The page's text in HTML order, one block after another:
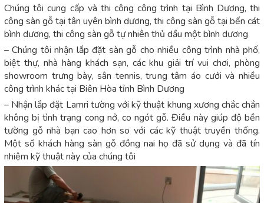
Chúng tôi cung cấp và thi công công trình tại Bình Dương, thi
công sàn gỗ tại tân uyên bình dương, thi công sàn gỗ tại bến cát
bình dương, thi công sàn gỗ tự nhiên thủ dầu một bình dương
– Chúng tôi nhận lắp đặt sàn gỗ cho nhiều công trình nhà phố,
biệt thự, nhà hàng khách sạn, các khu giải trí vui chơi, phòng
showroom trưng bày, sân tennis, trung tâm áo cưới và nhiều
công trình khác tại Biên Hòa tỉnh Bình Dương
– Nhận lắp đặt Lamri tường với kỹ thuật khung xương chắc chắn
không bị tình trạng cong nở, co ngót gỗ. Điều này giúp độ bền
tường gỗ nhà bạn cao hơn so với các kỹ thuật truyền thống.
Một số khách hàng sàn gỗ đồng nai họ đã sử dụng và đã tín
nhiệm kỹ thuật này của chúng tôi